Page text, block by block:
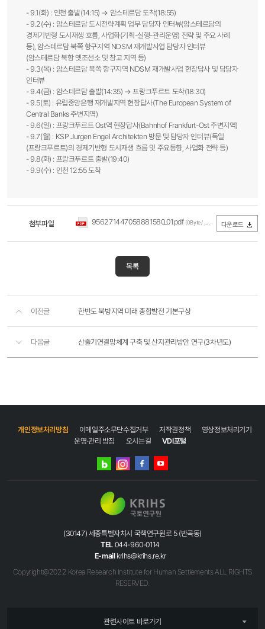
- 9.1(화) : 인천 출발(14:15) → 암스테르담 도착(18:55)
- 9.2(수) : 암스테르담 도시전략계획 업무 담당자 인터뷰(암스테르담의
경제기반형 도시재생 흐름, 사업화(기획-실행-관리운영) 전략 및 주요 사례
등), 암스테르담 북쪽 항구지역 NDSM 재개발사업 담당자 인터뷰
(암스테르담 북항 옛조선소 및 창고 지역 등)
- 9.3(목) : 암스테르담 북쪽 항구지역 NDSM 재개발사업 현장답사 및 담당자
인터뷰
- 9.4(금) : 암스테르담 출발(14:35) → 프랑크푸르트 도착(18:30)
- 9.5(토) : 유럽중앙은행 재개발지역 현장답사(The European System of
Central Banks 주변지역)
- 9.6(일) : 프랑크푸르트 Ost역 현장답사(Bahnhof Frankfurt-Ost 주변지역)
- 9.7(월) : KSP Jurgen Engel Architekten 방문 및 담당자 인터뷰(독일
(프랑크푸르트)의 경제기반형 도시재생 흐름 및 주요동향, 사업화 전략 등)
- 9.8(화) : 프랑크푸르트 출발(19:40)
- 9.9(수) : 인천 12:55 도착
첨부파일 956271447058881580_01.pdf (0Byte / 다운로드 542회) 다운로드
목록
이전글 한반도 북방지역 미래 종합발전 기본구상
다음글 산줄기연결망체계 구축 및 산지관리방안 연구(3차년도)
개인정보처리방침 이메일주소무단수집거부 저작권정책
영상정보처리기기
운영·관리 방침
오시는길 VDI포털
네이버
인스타그램
(30147) 세종특별자치시 국책연구원로 5 (반곡동)
TEL 044-960-0114
E-mail krihs@krihs.re.kr
Copyright@2022 Korea Research Institute for Human Settlements ALL RIGHTS
RESERVED.
관련사이트 바로가기